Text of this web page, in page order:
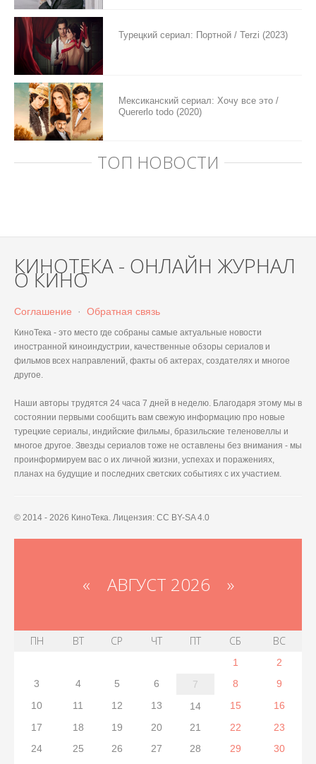
Турецкий сериал: Портной / Terzi (2023)
Мексиканский сериал: Хочу все это /
Quererlo todo (2020)
ТОП НОВОСТИ
КИНОТЕКА - ОНЛАЙН ЖУРНАЛ
О КИНО
Соглашение · Обратная связь
КиноТека - это место где собраны самые актуальные новости
иностранной киноиндустрии, качественные обзоры сериалов и
фильмов всех направлений, факты об актерах, создателях и многое
другое.
Наши авторы трудятся 24 часа 7 дней в неделю. Благодаря этому мы в
состоянии первыми сообщить вам свежую информацию про новые
турецкие сериалы, индийские фильмы, бразильские теленовеллы и
многое другое. Звезды сериалов тоже не оставлены без внимания - мы
проинформируем вас о их личной жизни, успехах и поражениях,
планах на будущие и последних светских событиях с их участием.
© 2014 - 2026 КиноТека. Лицензия: CC BY-SA 4.0
« АВГУСТ 2026 »
ПН ВТ СР ЧТ ПТ СБ ВС
1
2
3
4 5 6 7 8
9
10
11 12 13 14 15
16
17
18 19 20 21 22
23
24
25 26 27 28 29 30